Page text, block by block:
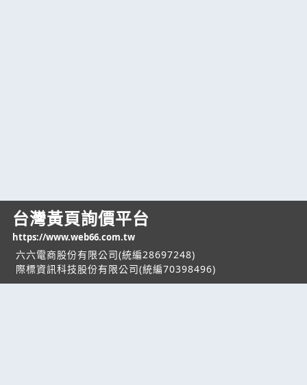
台灣黃頁詢價平台
https://www.web66.com.tw
六六電商股份有限公司(統編28697248)
際標資訊科技股份有限公司(統編70398496)